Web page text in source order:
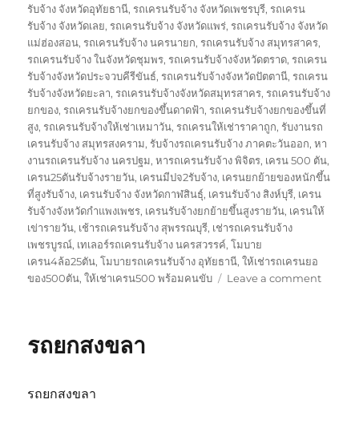
รับจ้าง จังหวัดอุทัยธานี,รถเครนรับจ้าง จังหวัดเพชรบุรี,รถเครน
รับจ้าง จังหวัดเลย,รถเครนรับจ้าง จังหวัดแพร่,รถเครนรับจ้าง จังหวัด
แม่ฮ่องสอน,รถเครนรับจ้าง นครนายก,รถเครนรับจ้าง สมุทรสาคร,
รถเครนรับจ้าง ในจังหวัดชุมพร,รถเครนรับจ้างจังหวัดตราด,รถเครน
รับจ้างจังหวัดประจวบคีรีขันธ์,รถเครนรับจ้างจังหวัดปัตตานี,รถเครน
รับจ้างจังหวัดยะลา,รถเครนรับจ้างจังหวัดสมุทรสาคร,รถเครนรับจ้าง
ยกของ,รถเครนรับจ้างยกของขึ้นดาดฟ้า,รถเครนรับจ้างยกของขึ้นที่
สูง,รถเครนรับจ้างให้เช่าเหมาวัน,รถเครนให้เช่าราคาถูก,รับงานรถ
เครนรับจ้าง สมุทรสงคราม,รับจ้างรถเครนรับจ้าง ภาคตะวันออก,หา
งานรถเครนรับจ้าง นครปฐม,หารถเครนรับจ้าง พิจิตร, เครน 500 ตัน,
เครน25ตันรับจ้างรายวัน, เครนมีปจ2รับจ้าง, เครนยกย้ายของหนักขึ้น
ที่สูงรับจ้าง, เครนรับจ้าง จังหวัดกาฬสินธุ์, เครนรับจ้าง สิงห์บุรี, เครน
รับจ้างจังหวัดกำแพงเพชร, เครนรับจ้างยกย้ายขึ้นสูงรายวัน, เครนให้
เข่ารายวัน, เช้ารถเครนรับจ้าง สุพรรณบุรี, เช่ารถเครนรับจ้าง
เพชรบูรณ์, เทเลอร์รถเครนรับจ้าง นครสวรรค์,โมบาย
เครน4ล้อ25ตัน,โมบายรถเครนรับจ้าง อุทัยธานี,ให้เช่ารถเครนยอ
ของ500ตัน,ให้เช่าเครน500 พร้อมคนขับ Leave a commenton
รถยกสงขลา
รถยกสงขลา